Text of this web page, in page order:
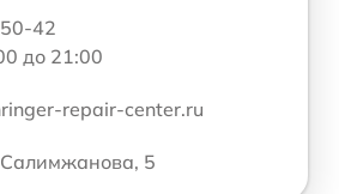
42
до 21:00
repair-center.ru
5